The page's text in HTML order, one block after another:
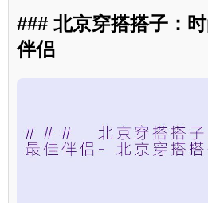
### 北京穿搭搭子：
伴侣